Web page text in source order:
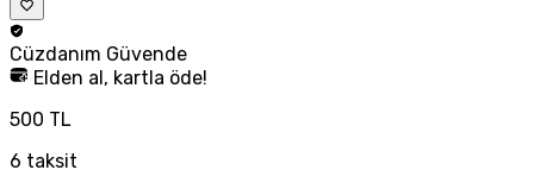
Cüzdanım Güvende
Elden al, kartla öde!
500 TL
6 taksit